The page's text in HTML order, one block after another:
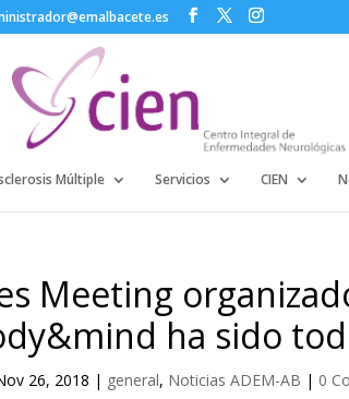
Múltiple Servicios CIEN
Meeting
ha sido
26, 2018 | general, Noticias ADEM-AB | 0